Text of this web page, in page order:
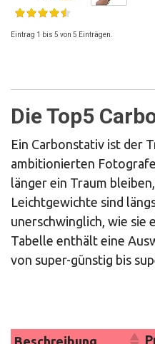
Eintrag 1 bis 5 von 5 Einträgen.
Die Top5
Ein Carbonstativ ist der
ambitionierten
länger ein Traum
Leichtgewichte sind
unerschwinglich, wie sie
Tabelle enthält eine
von super-günstig bis
Beschreibung